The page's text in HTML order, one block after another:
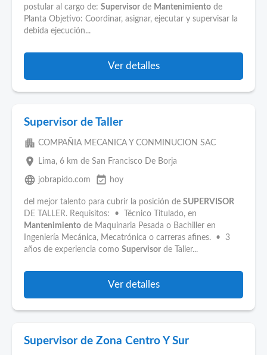
postular al cargo de: Supervisor de Mantenimiento de
Planta Objetivo: Coordinar, asignar, ejecutar y supervisar la
debida ejecución...
Ver detalles
Supervisor de Taller
apartment COMPAÑIA MECANICA Y CONMINUCION SAC
place Lima, 6 km de San Francisco De Borja
language jobrapido.com event_available hoy
del mejor talento para cubrir la posición de SUPERVISOR
DE TALLER. Requisitos: • Técnico Titulado, en
Mantenimiento de Maquinaria Pesada o Bachiller en
Ingeniería Mecánica, Mecatrónica o carreras afines. • 3
años de experiencia como Supervisor de Taller...
Ver detalles
Supervisor de Zona Centro Y Sur